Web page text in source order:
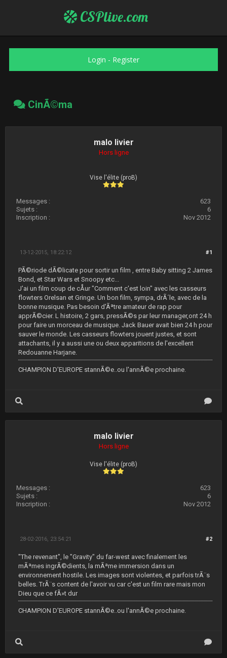
CSPlive.com
Login - Register
CinÃ©ma
malo livier
Hors ligne
Vise l'élite (proB)
Messages :
623
Sujets :
6
Inscription :
Nov 2012
#1
13-12-2015, 18:22:12
PÃ©riode dÃ©licate pour sortir un film , entre Baby sitting 2 James
Bond, et Star Wars et Snoopy etc...
J'ai un film coup de cÅur "Comment c'est loin" avec les casseurs
flowters Orelsan et Gringe. Un bon film, sympa, drÃ´le, avec de la
bonne musique. Pas besoin d'Ãªtre amateur de rap pour
apprÃ©cier. L histoire, 2 gars, pressÃ©s par leur manager,ont 24 h
pour faire un morceau de musique. Jack Bauer avait bien 24 h pour
sauver le monde. Les casseurs flowters jouent justes, et sont
attachants, il y a aussi une ou deux apparitions de l'excellent
Redouanne Harjane.
CHAMPION D'EUROPE stannÃ©e..ou l'annÃ©e prochaine.
malo livier
Hors ligne
Vise l'élite (proB)
Messages :
623
Sujets :
6
Inscription :
Nov 2012
#2
28-02-2016, 23:54:21
"The revenant", le "Gravity" du far-west avec finalement les
mÃªmes ingrÃ©dients, la mÃªme immersion dans un
environnement hostile. Les images sont violentes, et parfois trÃ¨s
belles. TrÃ¨s content de l'avoir vu car c'est un film rare mais mon
Dieu que ce fÃ»t dur
CHAMPION D'EUROPE stannÃ©e..ou l'annÃ©e prochaine.